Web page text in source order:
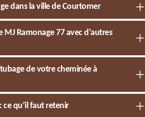
dans la ville de Courtomer
MJ Ramonage 77 avec d'autres
de votre cheminée à
ce qu’il faut retenir